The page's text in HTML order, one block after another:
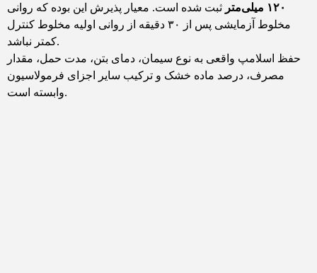
۱۲۰ میلی‌متر ثبت شده است. معیار پذیرش این بوده که روانی
مخلوط آزمایشی پس از ۳۰ دقیقه از روانی اولیه مخلوط کنترل
کمتر نباشد.
حفظ اسلامپ واقعی به نوع سیمان، دمای بتن، مدت حمل، مقدار
مصرف، درصد ماده خشک و ترکیب سایر اجزای فرمولاسیون
وابسته است.